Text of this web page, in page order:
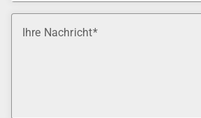
Ihre Nachricht